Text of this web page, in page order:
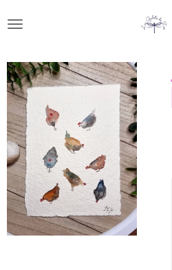
principal